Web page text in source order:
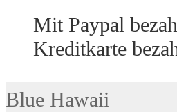
Mit Paypal
Kreditkarte
Blue Hawaii